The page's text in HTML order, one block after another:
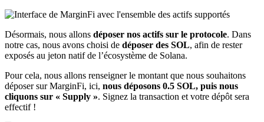
Désormais, nous allons déposer nos actifs sur le protocole. Dans
notre cas, nous avons choisi de déposer des SOL, afin de rester
exposés au jeton natif de l’écosystème de Solana.
Pour cela, nous allons renseigner le montant que nous souhaitons
déposer sur MarginFi, ici, nous déposons 0.5 SOL, puis nous
cliquons sur « Supply ». Signez la transaction et votre dépôt sera
effectif !